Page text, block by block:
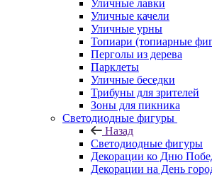
Уличные лавки
Уличные качели
Уличные урны
Топиари (топиарные
Перголы из дерева
Парклеты
Уличные беседки
Трибуны для зрителей
Зоны для пикника
Светодиодные фигуры
Назад
Светодиодные фигуры
Декорации ко Дню
Декорации на День